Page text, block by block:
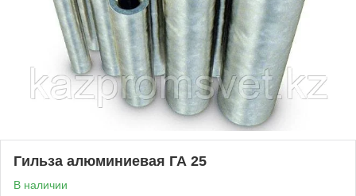
Гильза алюминиевая ГА 25
В наличии